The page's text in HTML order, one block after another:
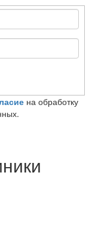
на обработку